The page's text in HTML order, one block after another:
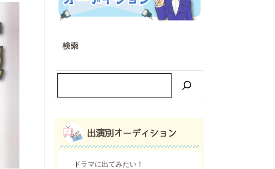
検索
出演別オーディション
ドラマに出てみたい！